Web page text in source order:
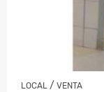
LOCAL / VENTA